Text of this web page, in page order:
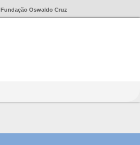
Fundação Oswaldo Cruz